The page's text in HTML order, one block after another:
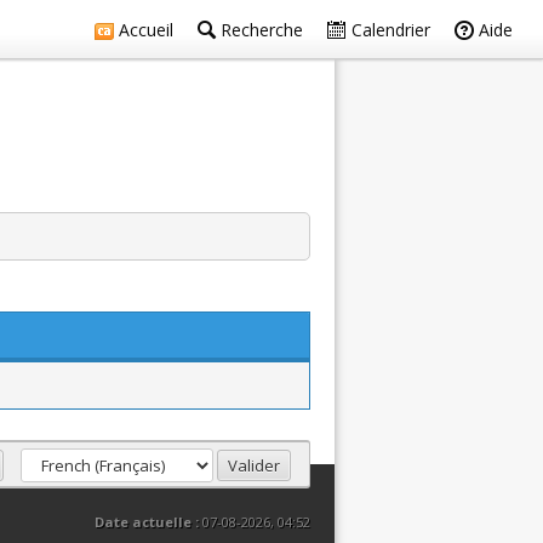
Accueil Recherche Calendrier Aide
Date actuelle :07-08-2026, 04:52